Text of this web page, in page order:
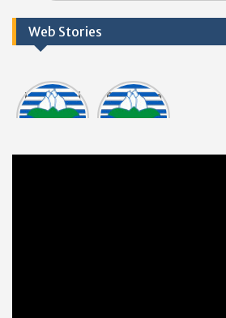
Web Stories
Informasi
Dokumen
tasi